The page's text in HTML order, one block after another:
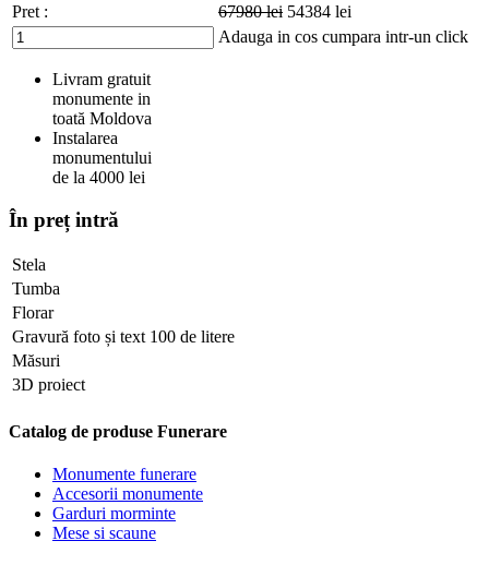
Pret : 67980lei 54384 lei
Adauga in cos cumpara intr-un click
Livram gratuit
monumente in
toată Moldova
Instalarea
monumentului
de la 4000 lei
În preț intră
Stela
Tumba
Florar
Gravură foto și text 100 de litere
Măsuri
3D proiect
Catalog de produse Funerare
Monumente funerare
Accesorii monumente
Garduri morminte
Mese si scaune